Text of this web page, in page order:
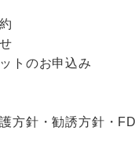
トのお申込み
方針・勧誘方針・